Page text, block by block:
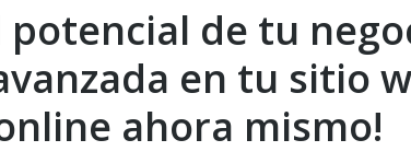
potencial de tu
en tu sitio
ahora mismo!